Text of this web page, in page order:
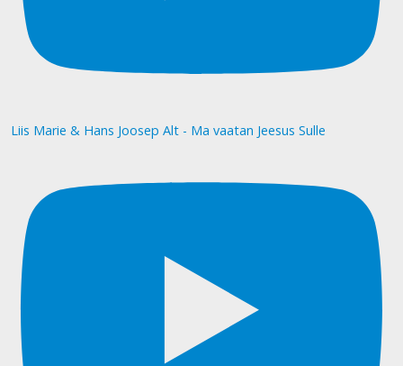
Liis Marie & Hans Joosep Alt - Ma vaatan Jeesus Sulle